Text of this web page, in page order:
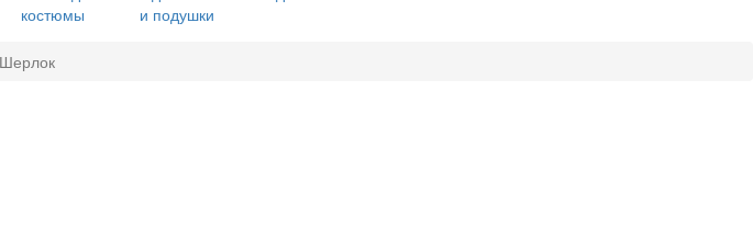
костюмы
и подушки